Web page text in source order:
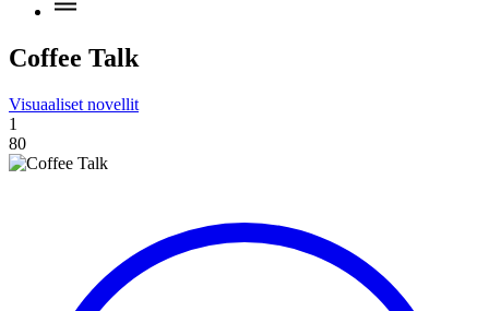
Coffee Talk
Visuaaliset novellit
1
80